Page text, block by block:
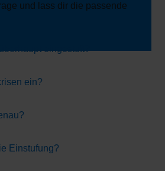
und lass dir die passende
eingestuft?
ein?
Einstufung?